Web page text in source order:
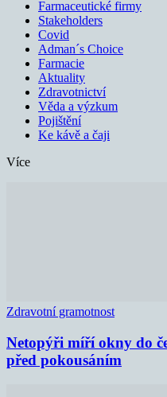
Farmaceutické firmy
Stakeholders
Covid
Adman´s Choice
Farmacie
Aktuality
Zdravotnictví
Věda a výzkum
Pojištění
Ke kávě a čaji
Více
Zdravotní gramotnost
Netopýři míří okny do
před pokousáním